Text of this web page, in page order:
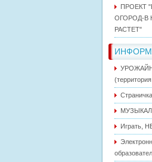
ПРОЕКТ
ОГОРОД-В
РАСТЕТ"
(территория
Играть,